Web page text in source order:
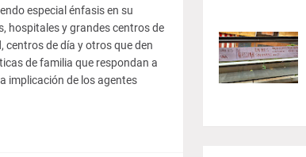
especial énfasis en su
hospitales y grandes centros de
centros de día y otros que den
de familia que respondan a
implicación de los agentes